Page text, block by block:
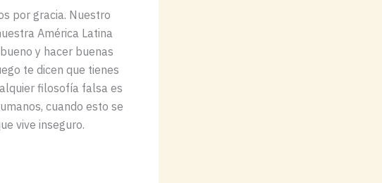
por gracia. Nuestro
América Latina
y hacer buenas
te dicen que tienes
filosofía falsa es
cuando esto se
vive inseguro.